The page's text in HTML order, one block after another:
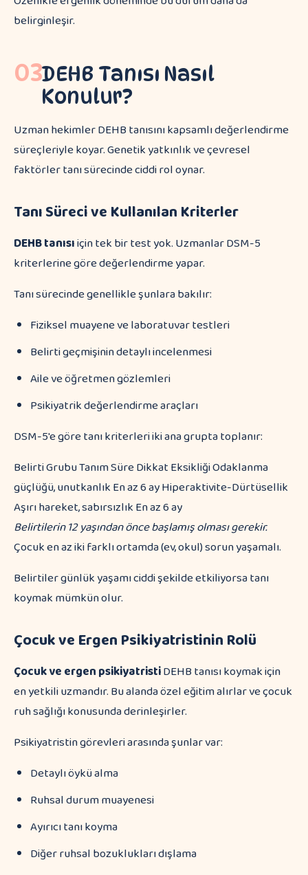
belirginleşir.
03DEHB Tanısı Nasıl
Konulur?
Uzman hekimler DEHB tanısını kapsamlı değerlendirme
süreçleriyle koyar. Genetik yatkınlık ve çevresel
faktörler tanı sürecinde ciddi rol oynar.
Tanı Süreci ve Kullanılan Kriterler
DEHB tanısıiçin tek bir test yok. Uzmanlar DSM-5
kriterlerine göre değerlendirme yapar.
Tanı sürecinde genellikle şunlara bakılır:
Fiziksel muayene ve laboratuvar testleri
Belirti geçmişinin detaylı incelenmesi
Aile ve öğretmen gözlemleri
Psikiyatrik değerlendirme araçları
DSM-5'e göre tanı kriterleri iki ana grupta toplanır:
Belirti Grubu Tanım Süre Dikkat Eksikliği Odaklanma
güçlüğü, unutkanlık En az 6 ay Hiperaktivite-Dürtüsellik
Aşırı hareket, sabırsızlık En az 6 ay
Belirtilerin 12 yaşından önce başlamış olması gerekir.
Çocuk en az iki farklı ortamda (ev, okul) sorun yaşamalı.
Belirtiler günlük yaşamı ciddi şekilde etkiliyorsa tanı
koymak mümkün olur.
Çocuk ve Ergen Psikiyatristinin Rolü
Çocuk ve ergen psikiyatristiDEHB tanısı koymak için
en yetkili uzmandır. Bu alanda özel eğitim alırlar ve çocuk
ruh sağlığı konusunda derinleşirler.
Psikiyatristin görevleri arasında şunlar var:
Detaylı öykü alma
Ruhsal durum muayenesi
Ayırıcı tanı koyma
Diğer ruhsal bozuklukları dışlama